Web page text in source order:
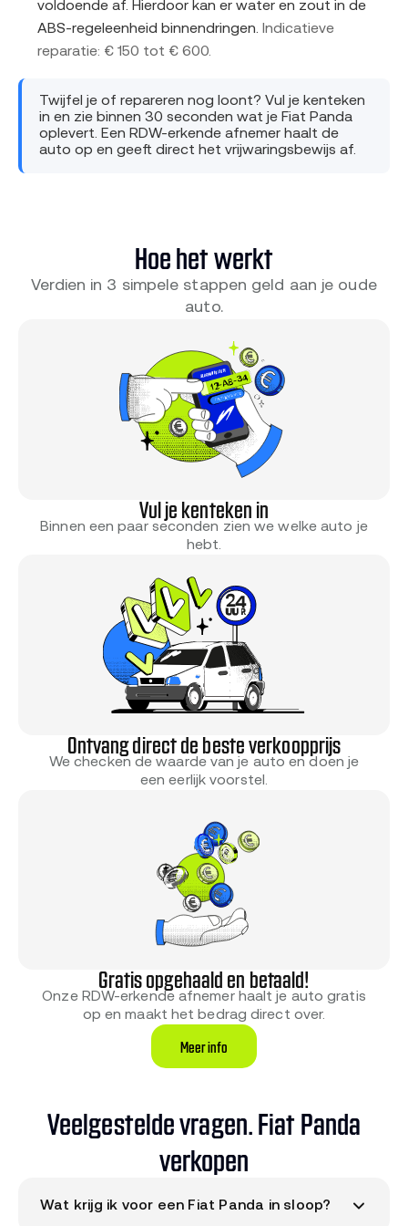
voldoende af. Hierdoor kan er water en zout in de
ABS-regeleenheid binnendringen. Indicatieve
reparatie: € 150 tot € 600.
Twijfel je of repareren nog loont? Vul je kenteken
in en zie binnen 30 seconden wat je Fiat Panda
oplevert. Een RDW-erkende afnemer haalt de
auto op en geeft direct het vrijwaringsbewijs af.
Hoe het werkt
Verdien in 3 simpele stappen geld aan je oude
auto.
Vul je kenteken in
Binnen een paar seconden zien we welke auto je
hebt.
Ontvang direct de beste verkoopprijs
We checken de waarde van je auto en doen je
een eerlijk voorstel.
Gratis opgehaald en betaald!
Onze RDW-erkende afnemer haalt je auto gratis
op en maakt het bedrag direct over.
Meer info
Veelgestelde vragen. Fiat Panda
verkopen
Wat krijg ik voor een Fiat Panda in sloop?